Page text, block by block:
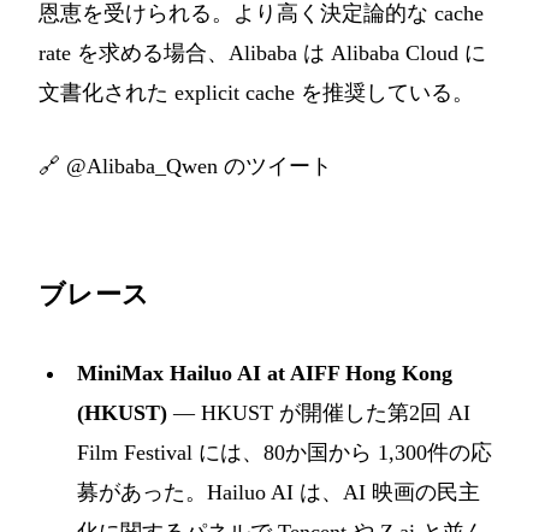
恩恵を受けられる。より高く決定論的な cache
rate を求める場合、Alibaba は Alibaba Cloud に
文書化された explicit cache を推奨している。
🔗 @Alibaba_Qwen のツイート
ブレース
MiniMax Hailuo AI at AIFF Hong Kong
(HKUST) — HKUST が開催した第2回 AI
Film Festival には、80か国から 1,300件の応
募があった。Hailuo AI は、AI 映画の民主